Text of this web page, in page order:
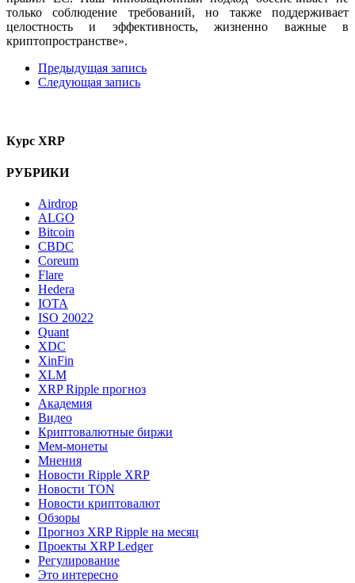
только соблюдение требований, но также поддерживает
целостность и эффективность, жизненно важные в
криптопространстве».
Предыдущая запись
Следующая запись
Курс XRP
РУБРИКИ
Airdrop
ALGO
Bitcoin
CBDC
Coreum
Flare
Hedera
IOTA
ISO 20022
Quant
XDC
XinFin
XLM
XRP Ripple прогноз
Академия
Видео
Криптовалютные биржи
Мем-монеты
Мнения
Новости Ripple XRP
Новости TON
Новости криптовалют
Обзоры
Прогноз XRP Ripple на месяц
Проекты XRP Ledger
Регулирование
Это интересно